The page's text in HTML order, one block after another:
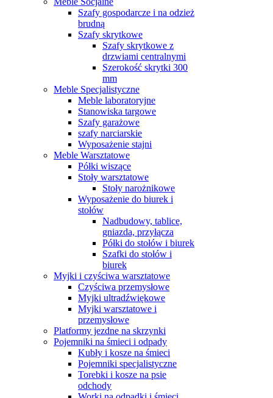
Szafy gospodarcze i na odzież
brudną
Szafy skrytkowe
Szafy skrytkowe z
drzwiami centralnymi
Szerokość skrytki 300
mm
Meble Specjalistyczne
Meble laboratoryjne
Stanowiska targowe
Szafy garażowe
szafy narciarskie
Wyposażenie stajni
Meble Warsztatowe
Półki wiszące
Stoły warsztatowe
Stoły narożnikowe
Wyposażenie do biurek i
stołów
Nadbudowy, tablice,
gniazda, przyłącza
Półki do stołów i biurek
Szafki do stołów i
biurek
Myjki i czyściwa warsztatowe
Czyściwa przemysłowe
Myjki ultradźwiękowe
Myjki warsztatowe i
przemysłowe
Platformy jezdne na skrzynki
Pojemniki na śmieci i odpady
Kubły i kosze na śmieci
Pojemniki specjalistyczne
Torebki i kosze na psie
odchody